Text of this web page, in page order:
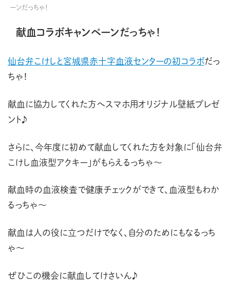
ーンだっちゃ！
献血コラボキャンペーンだっちゃ！
仙台弁こけしと宮城県赤十字血液センターの初コラボだっ
ちゃ！
献血に協力してくれた方へスマホ用オリジナル壁紙プレゼ
ント♪
さらに、今年度に初めて献血してくれた方を対象に「仙台弁
こけし血液型アクキー」がもらえるっちゃ〜
献血時の血液検査で健康チェックができて、血液型もわか
るっちゃ〜
献血は人の役に立つだけでなく、自分のためにもなるっち
ゃ〜
ぜひこの機会に献血してけさいん♪